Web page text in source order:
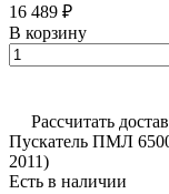
16 489 ₽
В корзину
Рассчитать
Пускатель ПМЛ
2011)
Есть в наличии